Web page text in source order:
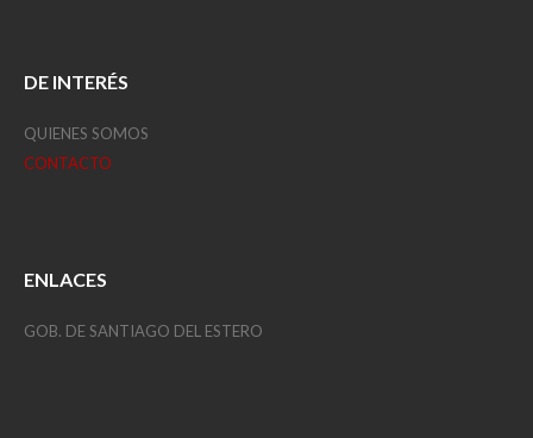
DE INTERÉS
QUIENES SOMOS
CONTACTO
ENLACES
GOB. DE SANTIAGO DEL ESTERO